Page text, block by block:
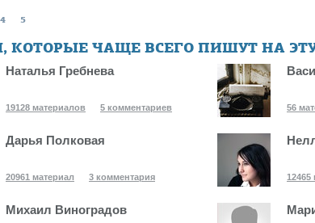
4 5
КОТОРЫЕ ЧАЩЕ ВСЕГО ПИШУТ НА
Наталья Гребнева
19128 материалов 5 комментариев
Дарья Полковая
20961 материал 3 комментария
Михаил Виноградов
56
12465